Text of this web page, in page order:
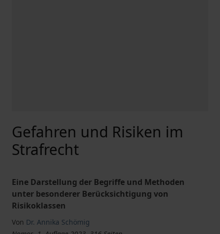
Gefahren und Risiken im
Strafrecht
Eine Darstellung der Begriffe und Methoden
unter besonderer Berücksichtigung von
Risikoklassen
Von Dr. Annika Schömig